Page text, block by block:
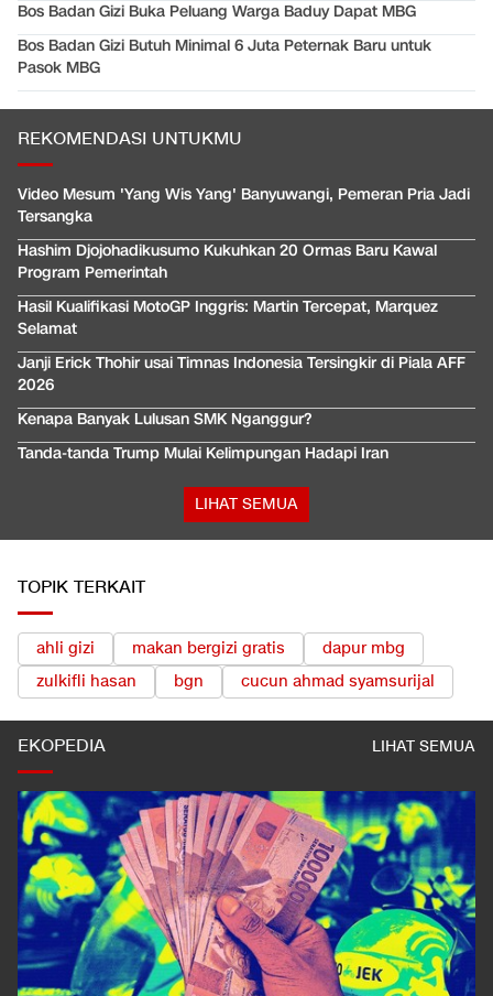
Bos Badan Gizi Buka Peluang Warga Baduy Dapat MBG
Bos Badan Gizi Butuh Minimal 6 Juta Peternak Baru untuk
Pasok MBG
REKOMENDASI UNTUKMU
Video Mesum 'Yang Wis Yang' Banyuwangi, Pemeran Pria Jadi
Tersangka
Hashim Djojohadikusumo Kukuhkan 20 Ormas Baru Kawal
Program Pemerintah
Hasil Kualifikasi MotoGP Inggris: Martin Tercepat, Marquez
Selamat
Janji Erick Thohir usai Timnas Indonesia Tersingkir di Piala AFF
2026
Kenapa Banyak Lulusan SMK Nganggur?
Tanda-tanda Trump Mulai Kelimpungan Hadapi Iran
LIHAT SEMUA
TOPIK TERKAIT
ahli gizi makan bergizi gratis
dapur mbg
zulkifli hasan
bgn cucun ahmad syamsurijal
EKOPEDIA LIHAT SEMUA